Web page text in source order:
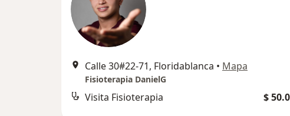
Calle 30#22-71, Floridablanca • Mapa
Fisioterapia DanielG
Visita Fisioterapia $